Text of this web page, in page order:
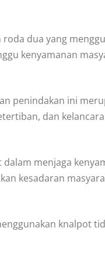
dua yang
kenyamanan
penindakan ini
dan
menjaga
kesadaran
knalpot